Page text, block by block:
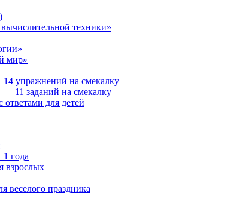
техники»
мир»
упражнений на смекалку
— 11 заданий на смекалку
ответами для детей
года
взрослых
веселого праздника